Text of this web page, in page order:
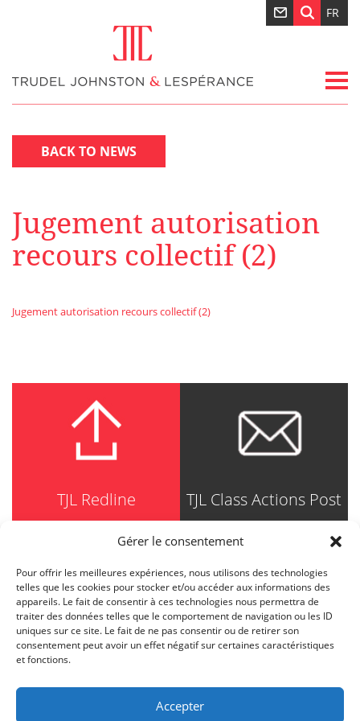
Gérer le consentement
Pour offrir les meilleures expériences, nous utilisons des technologies
telles que les cookies pour stocker et/ou accéder aux informations des
appareils. Le fait de consentir à ces technologies nous permettra de
traiter des données telles que le comportement de navigation ou les ID
uniques sur ce site. Le fait de ne pas consentir ou de retirer son
consentement peut avoir un effet négatif sur certaines caractéristiques
et fonctions.
Accepter
FR
BACK TO NEWS
Jugement autorisation
recours collectif (2)
Jugement autorisation recours collectif (2)
TJL Redline TJL Class Actions Post
TRUDEL JOHNSTON & LESPÉRANCE
Avocats / Barristers & Solicitors
750, Côte de la Place d'Armes, Suite 90
Montréal (Quebec) H2Y 2X8
T514 871-8385
1-844-588-8385
info@tjl.quebec